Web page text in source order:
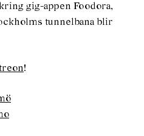
gig-appen Foodora,
tunnelbana blir
!